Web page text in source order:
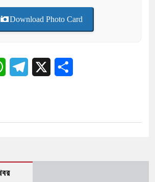
Download Photo Card
WhatsAppTelegram